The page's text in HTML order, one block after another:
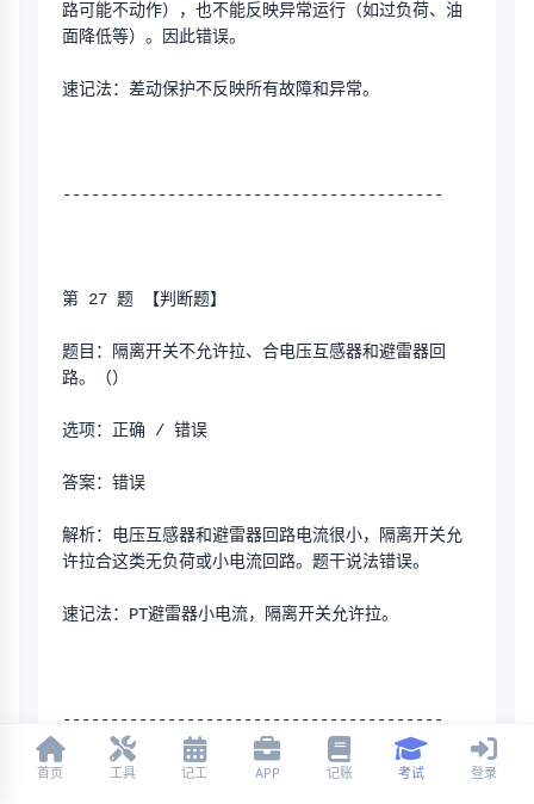
首页 工具 记工 APP 记账 考试 登录
路可能不动作），也不能反映异常运行（如过负荷、油
面降低等）。因此错误。
速记法：差动保护不反映所有故障和异常。
----------------------------------------
第 27 题 【判断题】
题目：隔离开关不允许拉、合电压互感器和避雷器回
路。（）
选项：正确 / 错误
答案：错误
解析：电压互感器和避雷器回路电流很小，隔离开关允
许拉合这类无负荷或小电流回路。题干说法错误。
速记法：PT避雷器小电流，隔离开关允许拉。
----------------------------------------